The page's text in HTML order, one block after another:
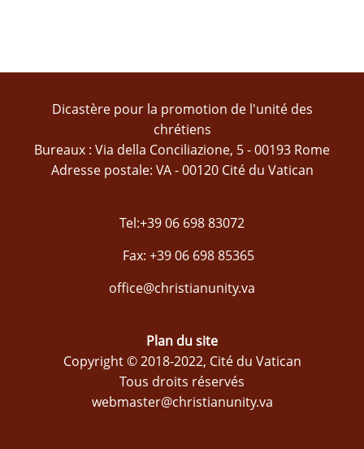
Dicastère pour la promotion de l'unité des
chrétiens
Bureaux : Via della Conciliazione, 5 - 00193 Rome
Adresse postale: VA - 00120 Cité du Vatican
Tel:+39 06 698 83072
Fax: +39 06 698 85365
office@christianunity.va
Plan du site
Copyright © 2018-2022, Cité du Vatican
Tous droits réservés
webmaster@christianunity.va